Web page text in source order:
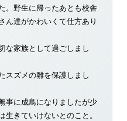
。野生に帰ったあとも校舎
ん達がかわいくて仕方あり
な家族として過ごしまし
スズメの雛を保護しまし
事に成鳥になりましたが少
きていけないとのこと。